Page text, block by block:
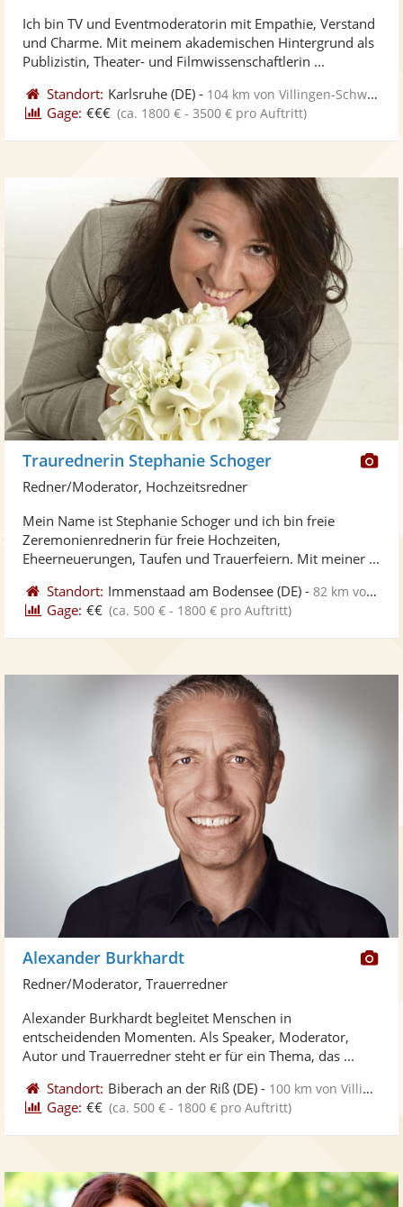
Fotos
5
Ich bin TV und Eventmoderatorin mit Empathie, Verstand
und Charme. Mit meinem akademischen Hintergrund als
Publizistin, Theater- und Filmwissenschaftlerin ...
Standort: Karlsruhe (DE) - 104 km von Villingen-Schwenningen
Gage: €€€ (ca. 1800 € - 3500 € pro Auftritt)
Traurednerin Stephanie Schoger
Redner/Moderator, Hochzeitsredner
Mein Name ist Stephanie Schoger und ich bin freie
Zeremonienrednerin für freie Hochzeiten,
Eheerneuerungen, Taufen und Trauerfeiern. Mit meiner ...
Standort: Immenstaad am Bodensee (DE) -82 km von Villingen-Schwenningen
Gage: €€ (ca. 500 € - 1800 € pro Auftritt)
Alexander Burkhardt
Redner/Moderator, Trauerredner
Alexander Burkhardt begleitet Menschen in
entscheidenden Momenten. Als Speaker, Moderator,
Autor und Trauerredner steht er für ein Thema, das ...
Standort: Biberach an der Riß (DE) - 100 km von Villingen-Schwenningen
Gage: €€ (ca. 500 € - 1800 € pro Auftritt)